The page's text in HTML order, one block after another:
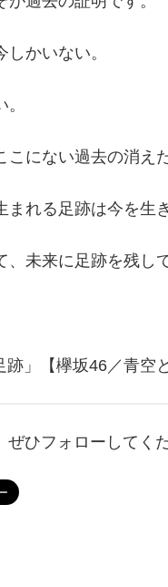
かいない。
にない過去の消え
れる足跡は今を生
未来に足跡を残し
跡」【欅坂46／青空
ひフォローしてく